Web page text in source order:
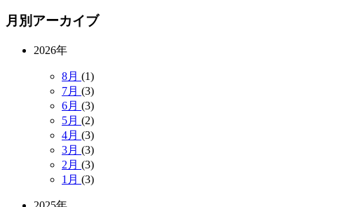
月別アーカイブ
2026年
8月 (1)
7月 (3)
6月 (3)
5月 (2)
4月 (3)
3月 (3)
2月 (3)
1月 (3)